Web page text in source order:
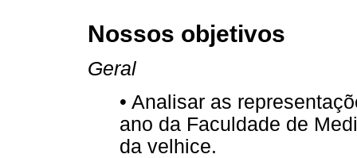
Nossos objetivos
Geral
• Analisar as
ano da Faculdade de
da velhice.